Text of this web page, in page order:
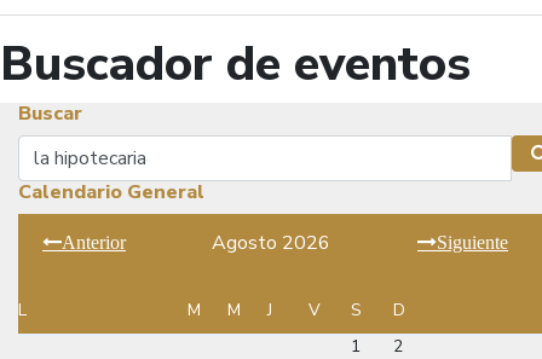
Buscador de eventos
Buscar
Buscar
Calendario General
Anterior Agosto 2026 Siguiente
L M M J V S
D
1
2